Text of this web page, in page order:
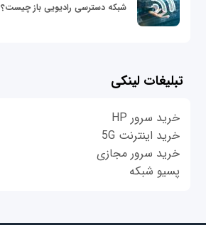
شبکه دسترسی رادیویی باز چیست؟
تبلیغات لینکی
خرید سرور HP
خرید اینترنت 5G
خرید سرور مجازی
پسیو شبکه